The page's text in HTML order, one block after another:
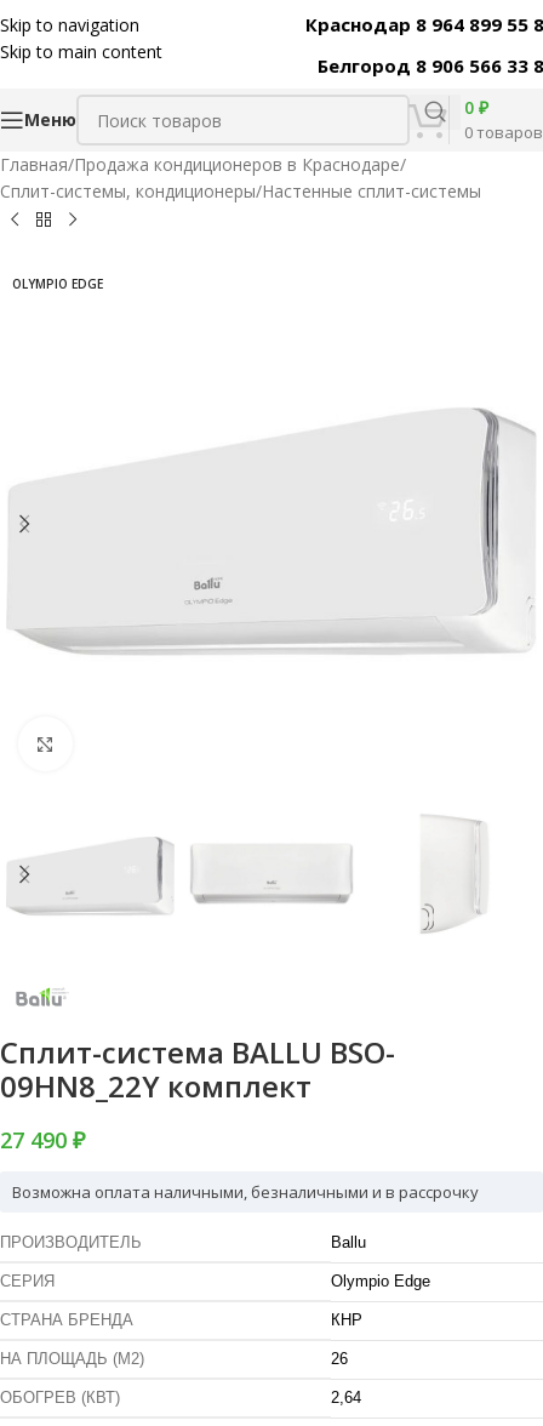
Skip to navigation
Skip to main content
Краснодар 8 964 899 55
Белгород 8 906 566 33
Меню
0товаров
0 ₽
Главная/Продажа кондиционеров в Краснодаре/
Сплит-системы, кондиционеры/Настенные сплит-системы
Код товара:39007
OLYMPIO EDGE
Сплит-система BALLU BSO-
09HN8_22Y комплект
27 490 ₽
Возможна оплата наличными, безналичными и в рассрочку
ПРОИЗВОДИТЕЛЬ Ballu
СЕРИЯ Olympio Edge
СТРАНА БРЕНДА КНР
НА ПЛОЩАДЬ (М2) 26
ОБОГРЕВ (КВТ) 2,64